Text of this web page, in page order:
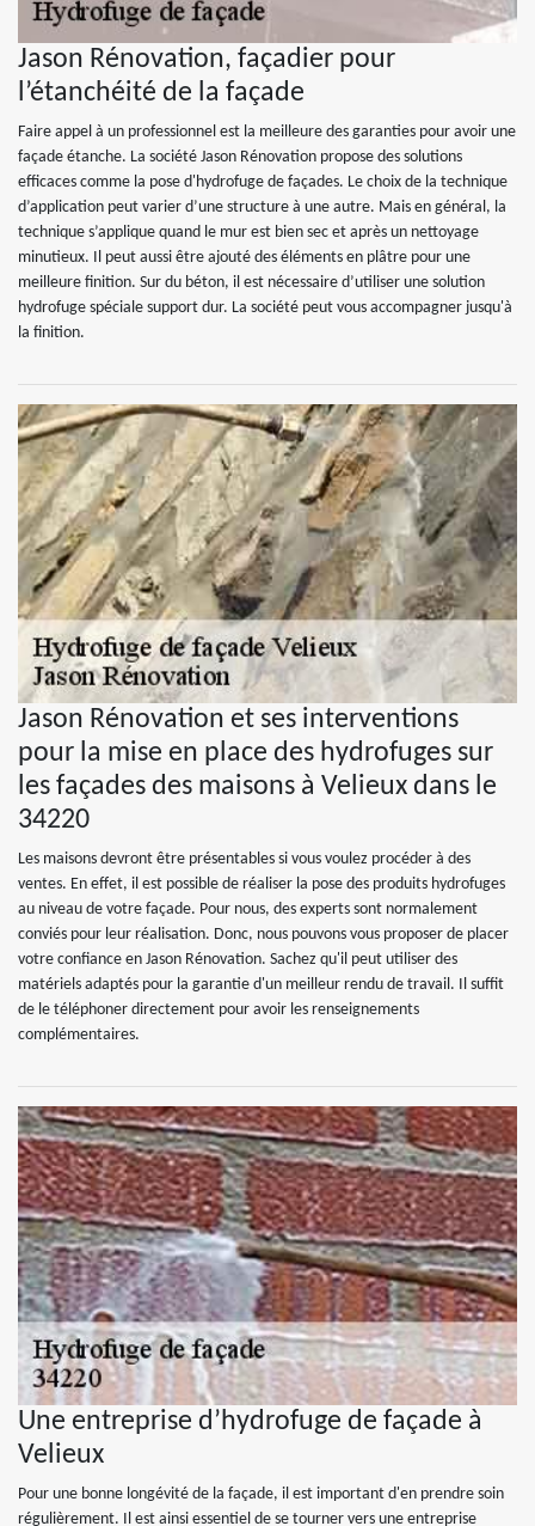
Jason Rénovation, façadier pour
l’étanchéité de la façade
Faire appel à un professionnel est la meilleure des garanties pour avoir une
façade étanche. La société Jason Rénovation propose des solutions
efficaces comme la pose d'hydrofuge de façades. Le choix de la technique
d’application peut varier d’une structure à une autre. Mais en général, la
technique s’applique quand le mur est bien sec et après un nettoyage
minutieux. Il peut aussi être ajouté des éléments en plâtre pour une
meilleure finition. Sur du béton, il est nécessaire d’utiliser une solution
hydrofuge spéciale support dur. La société peut vous accompagner jusqu'à
la finition.
Jason Rénovation et ses interventions
pour la mise en place des hydrofuges sur
les façades des maisons à Velieux dans le
34220
Les maisons devront être présentables si vous voulez procéder à des
ventes. En effet, il est possible de réaliser la pose des produits hydrofuges
au niveau de votre façade. Pour nous, des experts sont normalement
conviés pour leur réalisation. Donc, nous pouvons vous proposer de placer
votre confiance en Jason Rénovation. Sachez qu'il peut utiliser des
matériels adaptés pour la garantie d'un meilleur rendu de travail. Il suffit
de le téléphoner directement pour avoir les renseignements
complémentaires.
Une entreprise d’hydrofuge de façade à
Velieux
Pour une bonne longévité de la façade, il est important d'en prendre soin
régulièrement. Il est ainsi essentiel de se tourner vers une entreprise